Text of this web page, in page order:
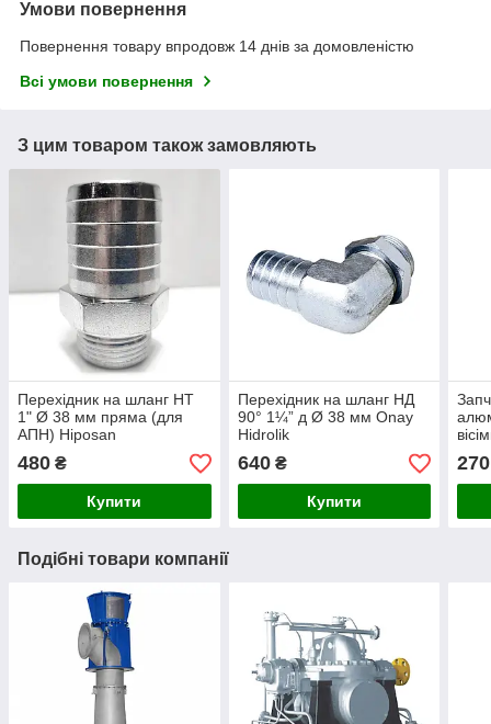
Умови повернення
Повернення товару впродовж 14 днів за домовленістю
Всі умови повернення
З цим товаром також замовляють
Перехідник на шланг НТ
1" Ø 38 мм пряма (для
АПН) Hiposan
480 ₴
Купити
Перехідник на шланг НД
90° 1¼” д Ø 38 мм Onay
Hidrolik
640₴
Купити
270
Подібні товари компанії